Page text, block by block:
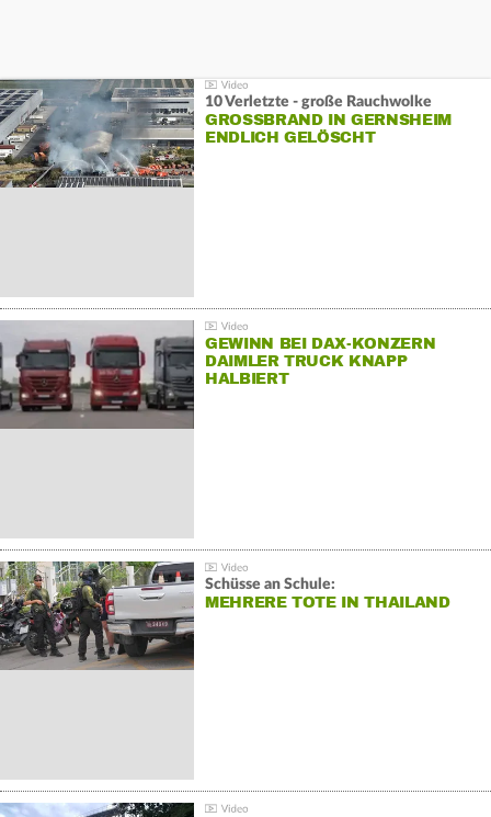
10 Verletzte - große Rauchwolke
GROSSBRAND IN GERNSHEIM E
NDLICH GELÖSCHT
GEWINN BEI DAX-KONZERN
DAIMLER TRUCK KNAPP
HALBIERT
Schüsse an Schule:
MEHRERE TOTE IN THAILAND